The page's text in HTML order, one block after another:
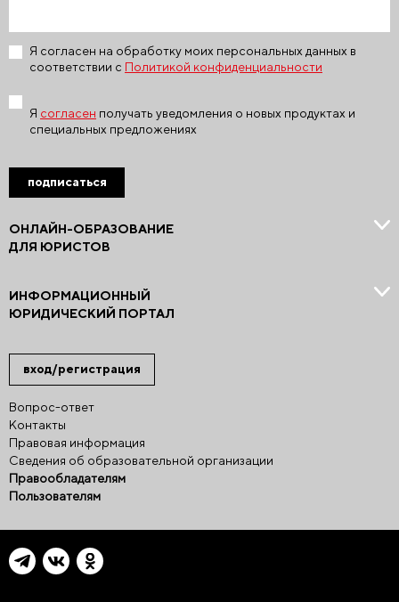
вход/регистрация
Вопрос-ответ
Контакты
Правовая информация
Сведения об образовательной организации
Правообладателям
Пользователям
ОНЛАЙН-ОБРАЗОВАНИЕ
ДЛЯ ЮРИСТОВ
ИНФОРМАЦИОННЫЙ
ЮРИДИЧЕСКИЙ ПОРТАЛ
Я согласен на обработку моих персональных данных в
соответствии с Политикой конфиденциальности
Я согласен получать уведомления о новых продуктах и
специальных предложениях
подписаться